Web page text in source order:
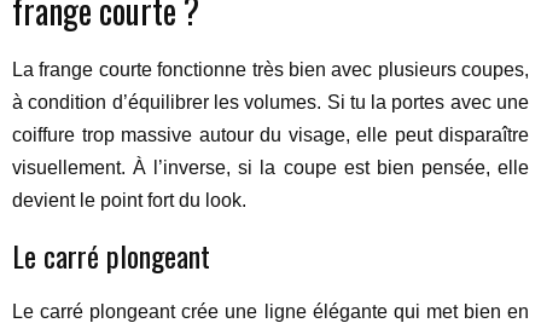
frange courte ?
La frange courte fonctionne très bien avec plusieurs coupes,
à condition d’équilibrer les volumes. Si tu la portes avec une
coiffure trop massive autour du visage, elle peut disparaître
visuellement. À l’inverse, si la coupe est bien pensée, elle
devient le point fort du look.
Le carré plongeant
Le carré plongeant crée une ligne élégante qui met bien en